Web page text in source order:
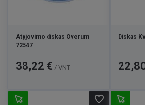
Atpjovimo diskas Overum
72547
Kaina
38,22 € / VNT
Diskas
Kaina
favorite_border